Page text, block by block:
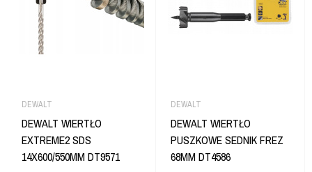
DEWALT
DEWALT WIERTŁO
EXTREME2 SDS
14X600/550MM DT9571
DEWALT
DEWALT WIERTŁO
PUSZKOWE SEDNIK FREZ
68MM DT4586